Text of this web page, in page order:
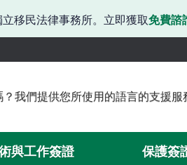
移民法律事務所。立即獲取免費諮
我們提供您所使用的語言的支援服
需要協助嗎？我們提供中文服務。
的協助嗎？我們可以提供西班牙語服
與工作簽證 保護簽